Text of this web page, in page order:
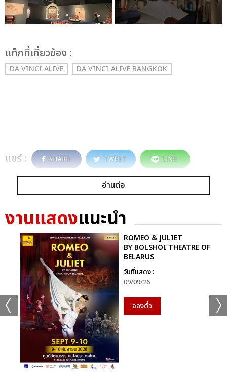
เเท็กที่เกี่ยวข้อง :
DA VINCI ALIVE DA VINCI ALIVE BANGKOK
แชร์ : SHARE TWEET LINE
อ่านต่อ
งานแสดงแนะนำ
ROMEO & JULIET
BY BOLSHOI THEATRE OF
BELARUS
วันที่แสดง :
09/09/26
จองตั๋ว